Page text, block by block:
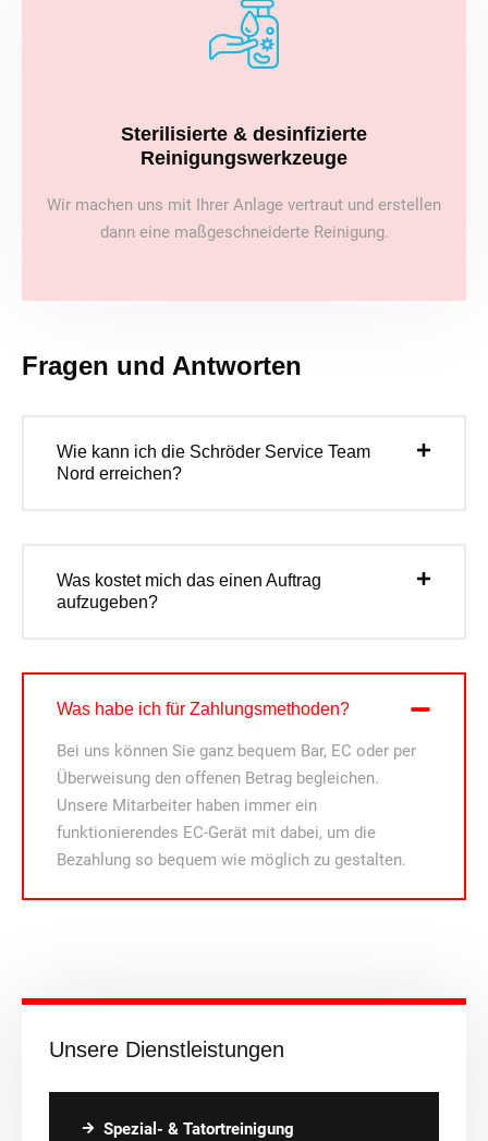
Unsere Dienstleistungen
Spezial- & Tatortreinigung
Sterilisierte & desinfizierte
Reinigungswerkzeuge
Wir machen uns mit Ihrer Anlage vertraut und erstellen
dann eine maßgeschneiderte Reinigung.
Fragen und Antworten
Wie kann ich die Schröder Service Team
Nord erreichen?
Was kostet mich das einen Auftrag
aufzugeben?
Was habe ich für Zahlungsmethoden?
Bei uns können Sie ganz bequem Bar, EC oder per
Überweisung den offenen Betrag begleichen.
Unsere Mitarbeiter haben immer ein
funktionierendes EC-Gerät mit dabei, um die
Bezahlung so bequem wie möglich zu gestalten.